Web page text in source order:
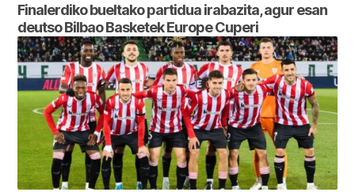
Finalerdiko bueltako partidua irabazita, agur esan
deutso Bilbao Basketek Europe Cuperi